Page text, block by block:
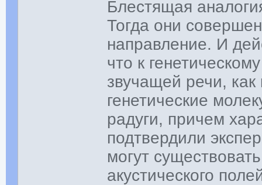
Блестящая
Тогда они
направление. И
что к
звучащей речи,
генетические
радуги, причем
подтвердили
могут
акустического